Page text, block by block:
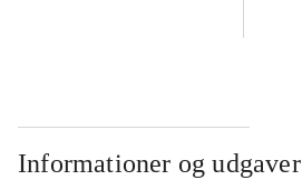
Informationer og udgaver